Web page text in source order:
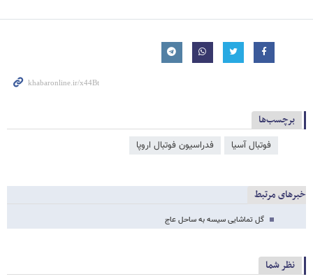
برچسب‌ها
فوتبال آسیا فدراسیون فوتبال اروپا
خبرهای مرتبط
گل تماشایی سیسه به ساحل عاج
نظر شما